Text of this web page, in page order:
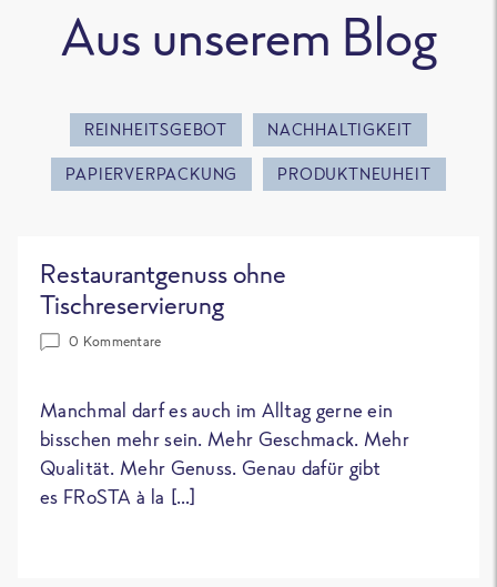
Aus unserem Blog
REINHEITSGEBOT NACHHALTIGKEIT
PAPIERVERPACKUNG PRODUKTNEUHEIT
Restaurantgenuss ohne
Tischreservierung
0 Kommentare
Manchmal darf es auch im Alltag gerne ein
bisschen mehr sein. Mehr Geschmack. Mehr
Qualität. Mehr Genuss. Genau dafür gibt
es FRoSTA à la […]